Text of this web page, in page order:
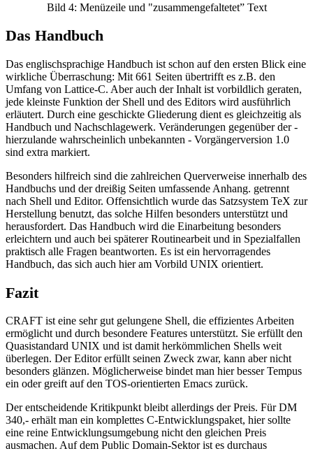
Bild 4: Menüzeile und "zusammengefaltetet” Text
Das Handbuch
Das englischsprachige Handbuch ist schon auf den ersten Blick eine
wirkliche Überraschung: Mit 661 Seiten übertrifft es z.B. den
Umfang von Lattice-C. Aber auch der Inhalt ist vorbildlich geraten,
jede kleinste Funktion der Shell und des Editors wird ausführlich
erläutert. Durch eine geschickte Gliederung dient es gleichzeitig als
Handbuch und Nachschlagewerk. Veränderungen gegenüber der -
hierzulande wahrscheinlich unbekannten - Vorgängerversion 1.0
sind extra markiert.
Besonders hilfreich sind die zahlreichen Querverweise innerhalb des
Handbuchs und der dreißig Seiten umfassende Anhang. getrennt
nach Shell und Editor. Offensichtlich wurde das Satzsystem TeX zur
Herstellung benutzt, das solche Hilfen besonders unterstützt und
herausfordert. Das Handbuch wird die Einarbeitung besonders
erleichtern und auch bei späterer Routinearbeit und in Spezialfallen
praktisch alle Fragen beantworten. Es ist ein hervorragendes
Handbuch, das sich auch hier am Vorbild UNIX orientiert.
Fazit
CRAFT ist eine sehr gut gelungene Shell, die effizientes Arbeiten
ermöglicht und durch besondere Features unterstützt. Sie erfüllt den
Quasistandard UNIX und ist damit herkömmlichen Shells weit
überlegen. Der Editor erfüllt seinen Zweck zwar, kann aber nicht
besonders glänzen. Möglicherweise bindet man hier besser Tempus
ein oder greift auf den TOS-orientierten Emacs zurück.
Der entscheidende Kritikpunkt bleibt allerdings der Preis. Für DM
340,- erhält man ein komplettes C-Entwicklungspaket, hier sollte
eine reine Entwicklungsumgebung nicht den gleichen Preis
ausmachen. Auf dem Public Domain-Sektor ist es durchaus